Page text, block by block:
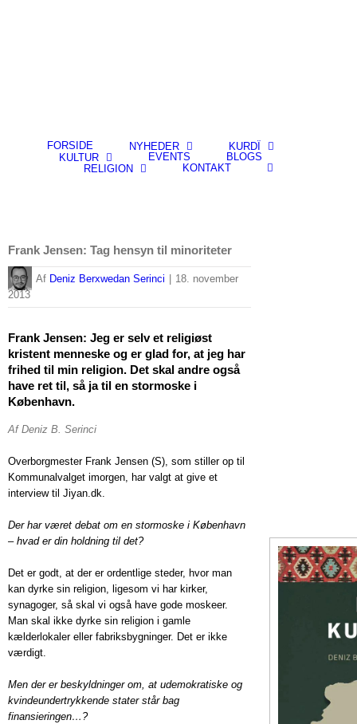
FORSIDE NYHEDER
KURDÎ
KULTUR
EVENTS
BLOGS
RELIGION
KONTAKT
Frank Jensen: Tag hensyn til minoriteter
By Deniz Berxwedan Serinci
18. november
2013
Frank Jensen: Jeg er selv et religiøst
kristent menneske og er glad for, at jeg har
frihed til min religion. Det skal andre også
have ret til, så ja til en stormoske i
København.
Af Deniz B. Serinci
Overborgmester Frank Jensen (S), som stiller op til
Kommunalvalget imorgen, har valgt at give et
interview til Jiyan.dk.
Der har været debat om en stormoske i København
– hvad er din holdning til det?
Det er godt, at der er ordentlige steder, hvor man
kan dyrke sin religion, ligesom vi har kirker,
synagoger, så skal vi også have gode moskeer.
Man skal ikke dyrke sin religion i gamle
kælderlokaler eller fabriksbygninger. Det er ikke
værdigt.
Men der er beskyldninger om, at udemokratiske og
kvindeundertrykkende stater står bag
finansieringen…?